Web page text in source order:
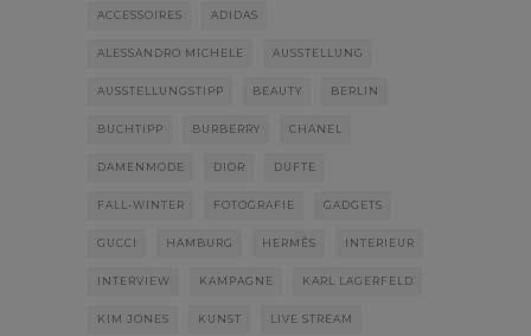
ACCESSOIRES ADIDAS
ALESSANDRO MICHELE AUSSTELLUNG
AUSSTELLUNGSTIPP BEAUTY BERLIN
BUCHTIPP BURBERRY CHANEL
DAMENMODE DIOR DÜFTE
FALL-WINTER FOTOGRAFIE GADGETS
GUCCI HAMBURG HERMÈS INTERIEUR
INTERVIEW KAMPAGNE KARL LAGERFELD
KIM JONES KUNST LIVE STREAM